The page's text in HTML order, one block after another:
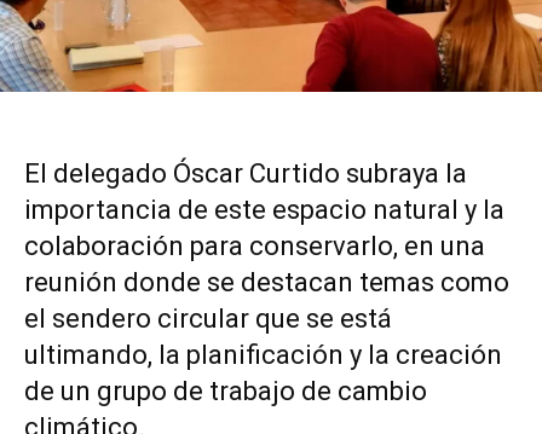
El delegado Óscar Curtido subraya la
importancia de este espacio natural y la
colaboración para conservarlo, en una
reunión donde se destacan temas como
el sendero circular que se está
ultimando, la planificación y la creación
de un grupo de trabajo de cambio
climático.